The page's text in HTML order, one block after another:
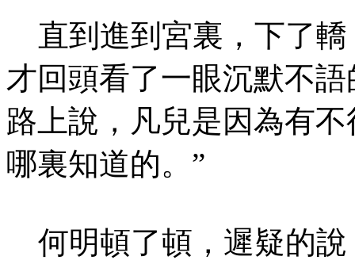
直到進到宮裏，下了轎
才回頭看了一眼沉默不
路上說，凡兒是因為有
哪裏知道的。”
何明頓了頓，遲疑的說